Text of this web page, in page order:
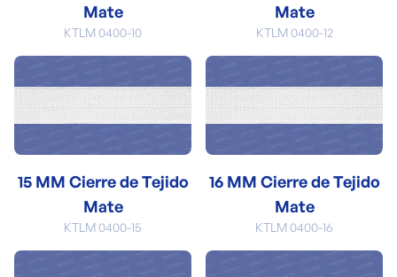
Mate
KTLM 0400-10
Mate
KTLM 0400-12
15 MM Cierre de Tejido
Mate
KTLM 0400-15
16 MM Cierre de Tejido
Mate
KTLM 0400-16